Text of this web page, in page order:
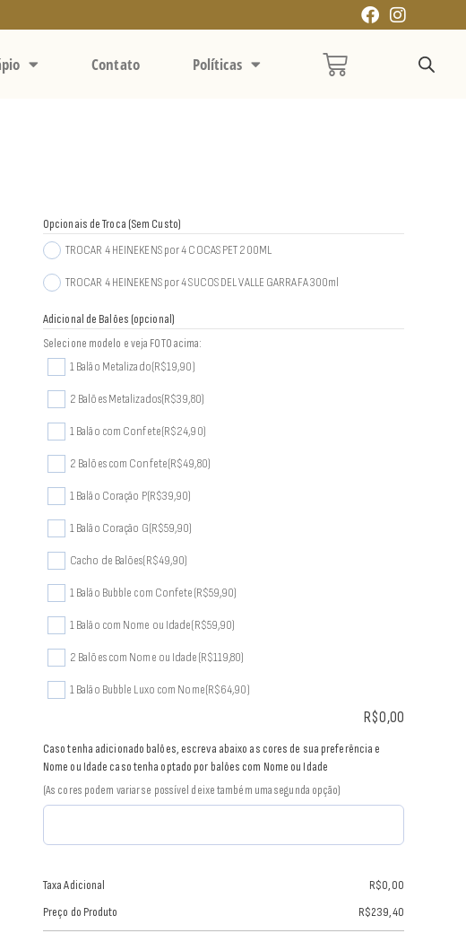
Contato Políticas
Opcionais de Troca (Sem Custo)
TROCAR 4 HEINEKENS por 4 COCAS PET 200ML
TROCAR 4 HEINEKENS por 4 SUCOS DEL VALLE GARRAFA 300ml
Adicional de Balões (opcional)
Selecione modelo e veja FOTO acima:
1 Balão Metalizado(R$19,90)
2 Balões Metalizados(R$39,80)
1 Balão com Confete(R$24,90)
2 Balões com Confete(R$49,80)
1 Balão Coração P(R$39,90)
1 Balão Coração G(R$59,90)
Cacho de Balões(R$49,90)
1 Balão Bubble com Confete(R$59,90)
1 Balão com Nome ou Idade(R$59,90)
2 Balões com Nome ou Idade(R$119,80)
1 Balão Bubble Luxo com Nome(R$64,90)
R$0,00
Caso tenha adicionado balões, escreva abaixo as cores de sua preferência e
Nome ou Idade caso tenha optado por balões com Nome ou Idade
(As cores podem variar se possível deixe também uma segunda opção)
Taxa Adicional R$0,00
Preço do Produto
R$239,40